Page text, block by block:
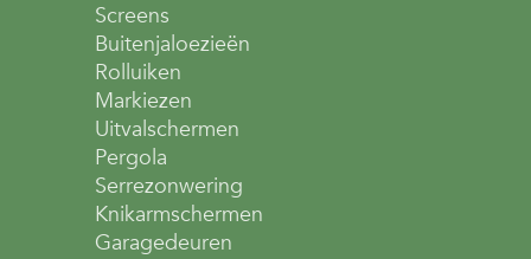
Screens
Buitenjaloezieën
Rolluiken
Markiezen
Uitvalschermen
Pergola
Serrezonwering
Knikarmschermen
Garagedeuren